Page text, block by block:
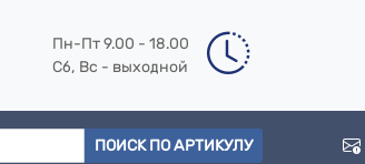
Пн-Пт 9.00 - 18.00
Сб, Вс - выходной
ПОИСК ПО АРТИКУЛУ